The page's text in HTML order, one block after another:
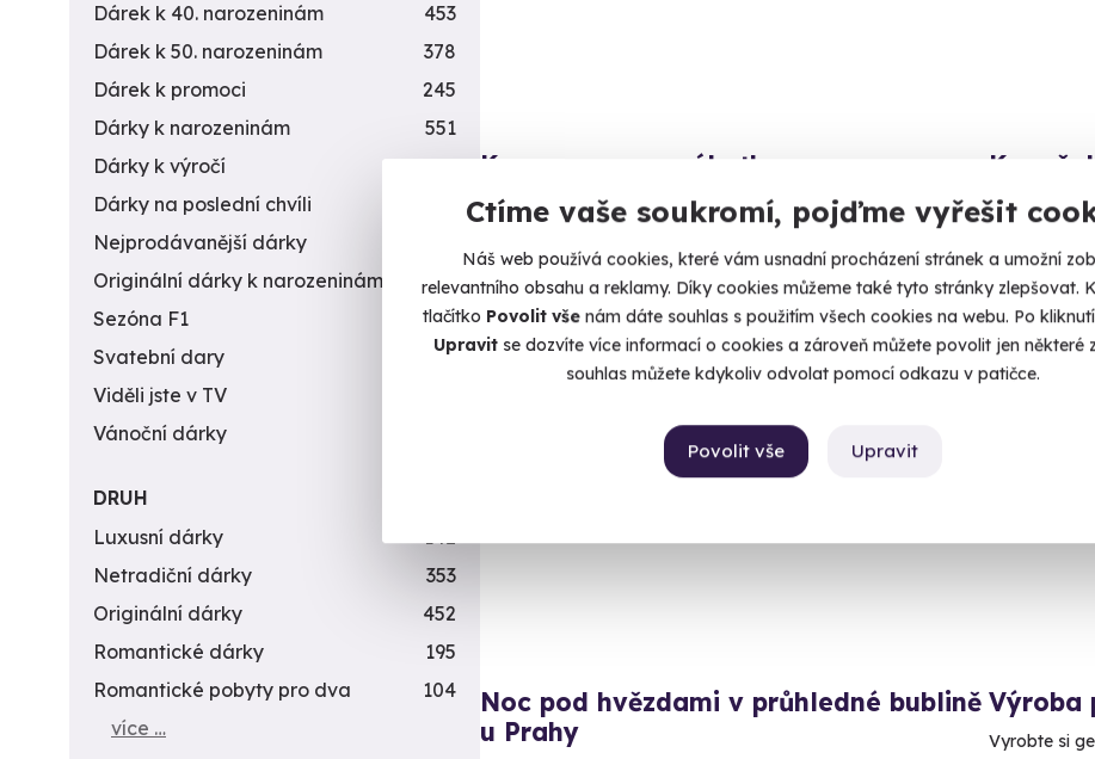
Ctíme vaše soukromí, pojďme vyřešit
Náš web používá cookies, které vám usnadní procházení stránek a umožní
relevantního obsahu a reklamy. Díky cookies můžeme také tyto stránky zlepšovat.
tlačítko Povolit vše nám dáte souhlas s použitím všech cookies na webu. Po
Upravitse dozvíte více informací o cookies a zároveň můžete povolit jen některé
souhlas můžete kdykoliv odvolat pomocí odkazu v patičce.
Upravit
Povolit vše
Kurz renovace nábytku
Z pokladu z půdy designový kousek.
Praha
3 190 Kč
Kurz
Proměňte
Praha
3 990
Noc pod hvězdami v průhledné bublině
u Prahy
Výroba
Vyrobte si
Dárek k 40. narozeninám
453
Dárek k 50. narozeninám
378
Dárek k promoci
245
Dárky k narozeninám
551
Dárky k výročí
294
Dárky na poslední chvíli
Nejprodávanější dárky
Originální dárky k narozeninám
422
Sezóna F1
4
Svatební dary
196
Viděli jste v TV
Vánoční dárky
DRUH
Luxusní dárky
142
Netradiční dárky
353
Originální dárky
452
Romantické dárky
195
Romantické pobyty pro dva
104
více …